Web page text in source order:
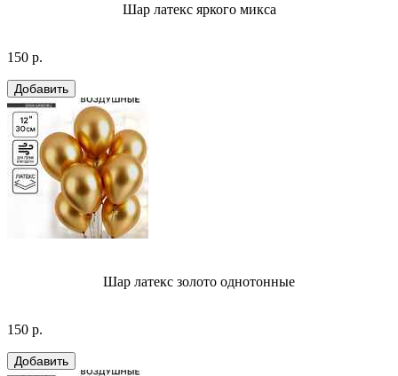
Шар латекс яркого микса
150 р.
Шар латекс золото однотонные
150 р.